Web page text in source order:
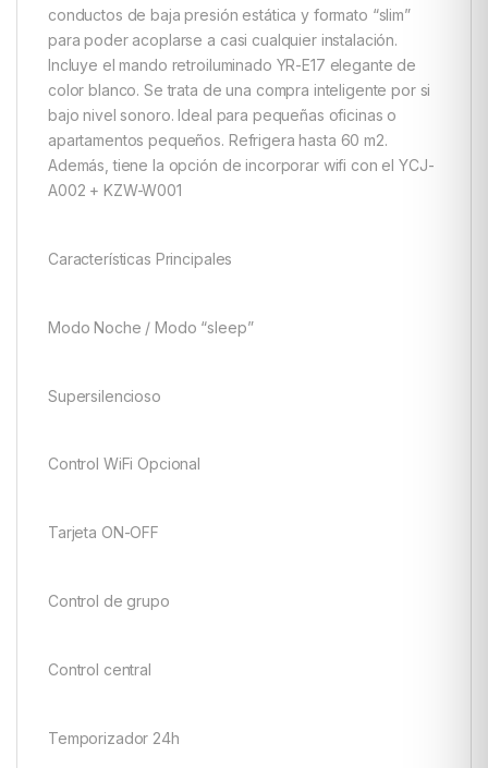
conductos de baja presión estática y formato “slim”
para poder acoplarse a casi cualquier instalación.
Incluye el mando retroiluminado YR-E17 elegante de
color blanco. Se trata de una compra inteligente por si
bajo nivel sonoro. Ideal para pequeñas oficinas o
apartamentos pequeños. Refrigera hasta 60 m2.
Además, tiene la opción de incorporar wifi con el YCJ-
A002 + KZW-W001
Características Principales
Modo Noche / Modo “sleep”
Supersilencioso
Control WiFi Opcional
Tarjeta ON-OFF
Control de grupo
Control central
Temporizador 24h